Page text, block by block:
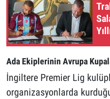
Ada Ekiplerinin Avrupa
İngiltere Premier Lig
organizasyonlarda